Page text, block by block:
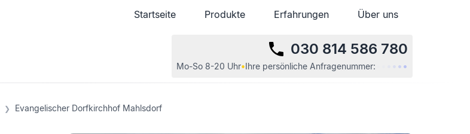
Startseite Produkte Erfahrungen Über uns
030 814 586 780
Mo-So 8-20 Uhr•Ihre persönliche Anfragenummer: • •
Startseite Produkte Erfahrungen Über uns
Evangelischer Dorfkirchhof Mahlsdorf